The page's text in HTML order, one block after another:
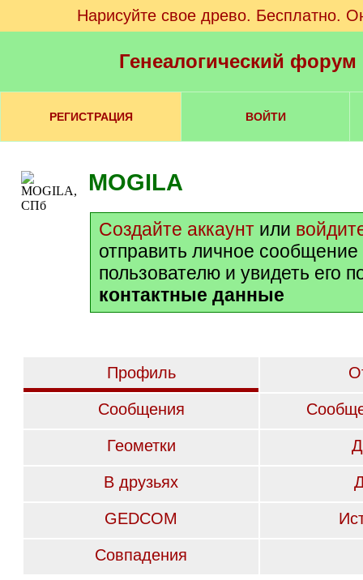
Нарисуйте свое древо. Бесплатно.
Генеалогический
РЕГИСТРАЦИЯ ВОЙТИ
MOGILA
Создайте аккаунт или
отправить личное сообщение
пользователю и увидеть его
контактные данные
Профиль
Сообщения
Геометки
В друзьях
GEDCOM
Совпадения